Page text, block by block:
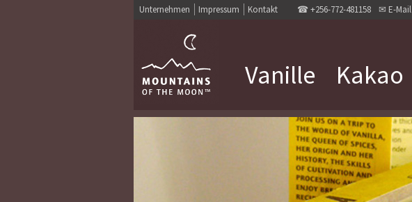
Unternehmen Impressum Kontakt ☎+256-772-481158 ✉ E-Mail
Vanille Kakao